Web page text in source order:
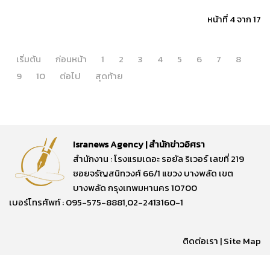
หน้าที่ 4 จาก 17
เริ่มต้น ก่อนหน้า 1 2 3 4 5 6 7
8
9
10 ต่อไป สุดท้าย
Isranews Agency | สำนักข่าวอิศรา
สำนักงาน : โรงแรมเดอะ รอยัล ริเวอร์ เลขที่ 219
ซอยจรัญสนิทวงศ์ 66/1 แขวง บางพลัด เขต
บางพลัด กรุงเทพมหานคร 10700
เบอร์โทรศัพท์ : 095-575-8881,02-2413160-1
ติดต่อเรา |Site Map